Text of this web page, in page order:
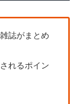
誌がまとめ
れるポイン